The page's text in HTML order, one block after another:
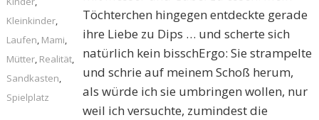
Töchterchen hingegen entdeckte gerade
ihre Liebe zu Dips … und scherte sich
natürlich kein bisschErgo: Sie strampelte
und schrie auf meinem Schoß herum,
als würde ich sie umbringen wollen, nur
weil ich versuchte, zumindest die
Kleinkinder,
Laufen, Mami,
Mütter, Realität,
Sandkasten,
Spielplatz